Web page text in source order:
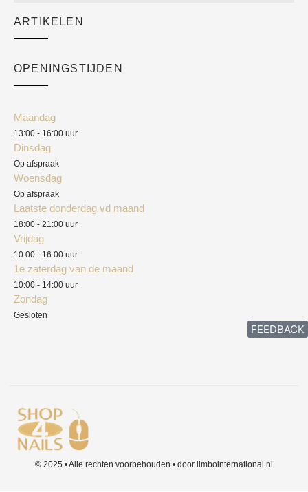
Academy
ARTIKELEN
OPENINGSTIJDEN
Maandag
13:00 - 16:00 uur
Dinsdag
Op afspraak
Woensdag
Op afspraak
Laatste donderdag vd maand
18:00 - 21:00 uur
Vrijdag
10:00 - 16:00 uur
1e zaterdag van de maand
10:00 - 14:00 uur
Zondag
Gesloten
© 2025 • Alle rechten voorbehouden • door limbointernational.nl
FEEDBACK